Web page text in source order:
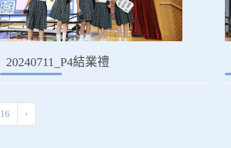
20240711_P4結業禮
16 ›